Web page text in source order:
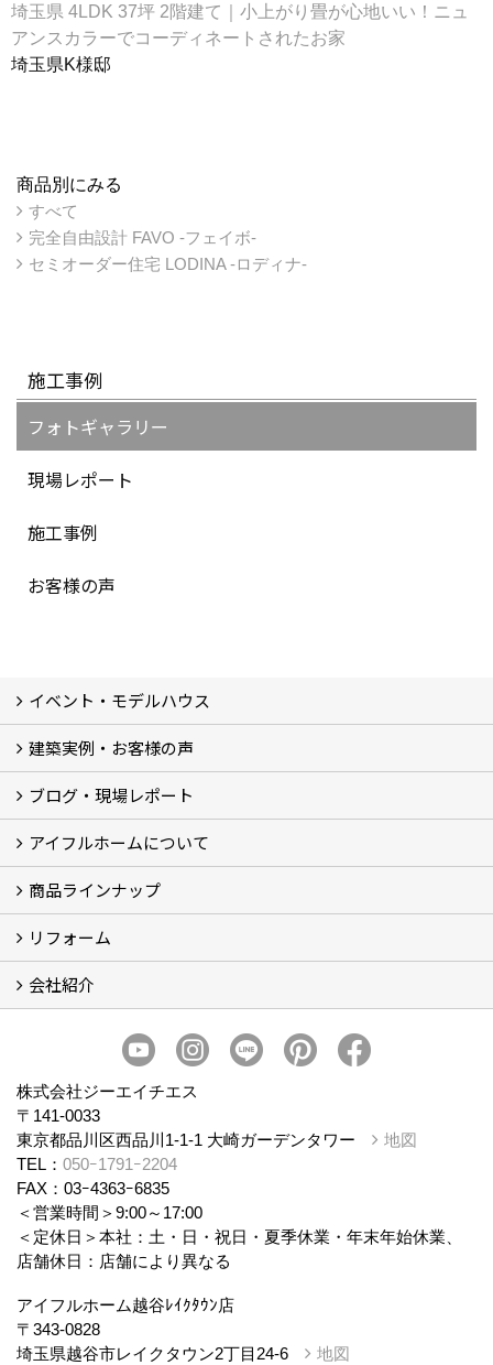
埼玉県 4LDK 37坪 2階建て｜小上がり畳が心地いい！ニュ
アンスカラーでコーディネートされたお家
埼玉県K様邸
商品別にみる
すべて
完全自由設計 FAVO -フェイボ-
セミオーダー住宅 LODINA -ロディナ-
施工事例
フォトギャラリー
現場レポート
施工事例
お客様の声
イベント・モデルハウス
イベント
モデルハウス見学
建築実例・お客様の声
建築実例
お客様の声
ブログ・現場レポート
ブログ
現場レポート
アイフルホームについて
アイフルホームについて (5)
商品ラインナップ
商品ラインナップ
リフォーム
まるごと断熱リフォーム
イベント情報
施工事例
会社紹介
スタッフ紹介
個人情報保護方針
株式会社ジーエイチエス
〒141-0033
東京都品川区西品川1-1-1 大崎ガーデンタワー
地図
TEL： 050ｰ1791ｰ2204
FAX：03ｰ4363ｰ6835
＜営業時間＞9:00～17:00
＜定休日＞本社：土・日・祝日・夏季休業・年末年始休業、
店舗休日：店舗により異なる
アイフルホーム越谷ﾚｲｸﾀｳﾝ店
〒343-0828
埼玉県越谷市レイクタウン2丁目24-6
地図